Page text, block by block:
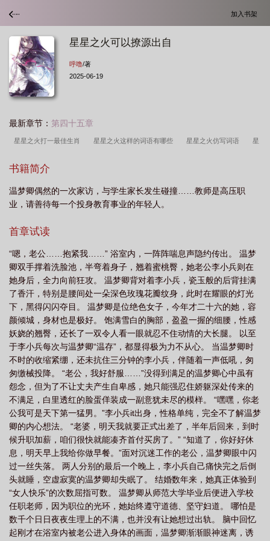
加入书架
星星之火可以撩源出自
呼噜/著
2025-06-19
最新章节： 第四十五章
星星之火打一最佳生肖 星星之火这样的词语有哪些 星星之火仿写词语 星
撩源原文
源是谁写的 星星之火舞蹈完整版 星星之火可以撩源文章 星星之火的意思二
年级上册 星星之火可以燎原出自哪里 星星之火可以撩源背景
上指的是什么实际上指的是什么
火足以燎原 星星之火电影 星星之火是词语吗 星星之火可以燎燃的意
思 星星之火可以撩源 星星之火可燎原的理解 星星之火算不算AABC 星
星之火作者 星星之火指的是什么意思 星星之火歌曲 星星之火免费阅
读 星星之火可以燎原原文 星星之火猜一数字 星星之火在线观看 星星之
火下一句怎么接 星星之火的意思 星星之火的寓意和象征 星星之火可以撩源
在哪个地方提出 星星之火指什么 星星之火是aabc的词语吗 星星之火能够
燎原是什么意思 星星之火可燎原的意思 星星之火代表什么数字 星星之火可
以撩源时间 星星之火亦可燎原出自什么地方 星星之火指的是什么 星星之火
英语 星星之火可以撩源出自 星星之火可以撩源什么意思 星星之火在课文中
指的是什么 星星之火可以撩你全文免费阅读 星星之火可以燎远 星星之火猜
数字 星星之火AABC式 可以撩源 星星之火是光源吗 星星之火 歌
词 星星之火可以燎原是谁说的 星星之火可以燎源 星星之火造句 星星之
么意思二年级 星星之火的拼音 星星之火造句简单一点 星星之火下一
句 星星之火亦可燎原读后感 星星之火是四字词语吗 星星之火类似的词
语 星星之火aabc式的词语二年级 星星之火电视剧 星星之火照样子写词
书籍简介
温梦卿偶然的一次家访，与学生家长发生碰撞……教师是高压职
业，请善待每一个投身教育事业的年轻人。
首章试读
“嗯，老公……抱紧我……” 浴室内，一阵阵喘息声隐约传出。 温梦
卿双手撑着洗脸池，半弯着身子，翘着蜜桃臀，她老公李小兵则在
她身后，全力向前狂攻。 温梦卿背对着李小兵，瓷玉般的后背挂满
了香汗，特别是腰间处一朵深色玫瑰花瓣纹身，此时在耀眼的灯光
下，黑得闪闪夺目。 温梦卿是位绝色女子，今年才二十六的她，容
颜倾城，身材也是极好。 饱满雪白的胸部，盈盈一握的细腰，性感
妖娆的翘臀，还长了一双令人看一眼就忍不住动情的大长腿。 以至
于李小兵每次与温梦卿“温存”，都显得极为力不从心。 当温梦卿时
不时的收缩紧绷，还未抗住三分钟的李小兵，伴随着一声低吼，匆
匆缴械投降。 “老公，我好舒服……”没得到满足的温梦卿心中虽有
怨念，但为了不让丈夫产生自卑感，她只能强忍住娇躯深处传来的
不满足，白里透红的脸蛋佯装成一副意犹未尽的模样。 “嘿嘿，你老
公我可是天下第一猛男。”李小兵it出身，性格单纯，完全不了解温梦
卿的内心想法。 “老婆，明天我就要正式出差了，半年后回来，到时
候升职加薪，咱们很快就能凑齐首付买房了。” “知道了，你好好休
息，明天早上我给你做早餐。”面对沉迷工作的老公，温梦卿眼中闪
过一丝失落。 两人分别的最后一个晚上，李小兵自己痛快完之后倒
头就睡，空虚寂寞的温梦卿却失眠了。 结婚数年来，她真正体验到
“女人快乐”的次数屈指可数。 温梦卿从师范大学毕业后便进入学校
任职老师，因为职位的光环，她始终遵守道德、坚守妇道。 哪怕是
数千个日日夜夜生理上的不满，也并没有让她想过出轨。 脑中回忆
起刚才在浴室内被老公进入身体的画面，温梦卿渐渐眼神迷离，诱